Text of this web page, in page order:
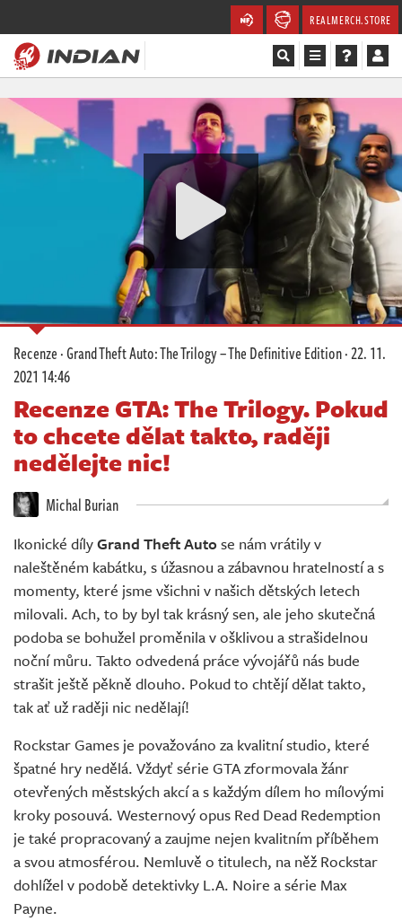
REALMERCH.STORE
Magazín
Recenze
Komunita
Redakce
Živě
Recenze·Grand Theft Auto: The Trilogy – The Definitive Edition·22. 11.
2021 14:46
Recenze GTA: The Trilogy. Pokud
to chcete dělat takto, raději
nedělejte nic!
Michal Burian
Ikonické dílyGrand Theft Auto se nám vrátily v
naleštěném kabátku, s úžasnou a zábavnou hratelností a s
momenty, které jsme všichni v našich dětských letech
milovali. Ach, to by byl tak krásný sen, ale jeho skutečná
podoba se bohužel proměnila v ošklivou a strašidelnou
noční můru. Takto odvedená práce vývojářů nás bude
strašit ještě pěkně dlouho. Pokud to chtějí dělat takto,
tak ať už raději nic nedělají!
Rockstar Games je považováno za kvalitní studio, které
špatné hry nedělá. Vždyť série GTA zformovala žánr
otevřených městských akcí a s každým dílem ho mílovými
kroky posouvá. Westernový opus Red Dead Redemption
je také propracovaný a zaujme nejen kvalitním příběhem
a svou atmosférou. Nemluvě o titulech, na něž Rockstar
dohlížel v podobě detektivky L.A. Noire a série Max
Payne.